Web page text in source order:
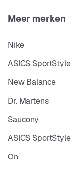
Meer merken
Nike
ASICS SportStyle
New Balance
Dr. Martens
Saucony
ASICS SportStyle
On